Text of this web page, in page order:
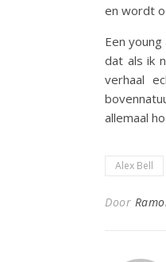
en wordt
Een
dat als ik
verhaal
allemaal
Alex Bell
Door